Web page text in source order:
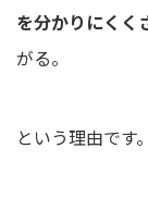
を分かりにくく
がる。
という理由です。